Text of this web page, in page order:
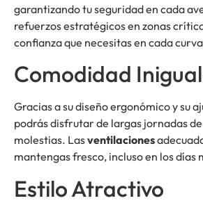
garantizando tu seguridad en cada
refuerzos estratégicos en zonas
confianza que necesitas en cada
Comodidad
Gracias a su diseño ergonómico y su
podrás disfrutar de largas jornadas
molestias. Lasventilaciones
mantengas fresco, incluso en los días
Estilo Atractivo